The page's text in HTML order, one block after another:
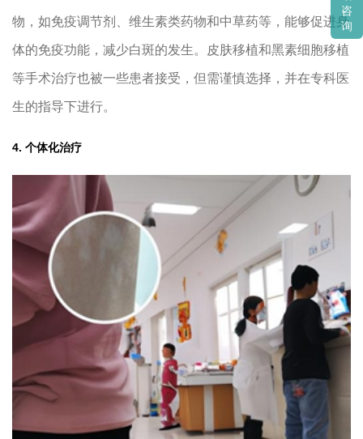
物，如免疫调节剂、维生素类药物和中草药等，能够促进身
体的免疫功能，减少白斑的发生。皮肤移植和黑素细胞移植
等手术治疗也被一些患者接受，但需谨慎选择，并在专科医
生的指导下进行。
4. 个体化治疗
咨
询